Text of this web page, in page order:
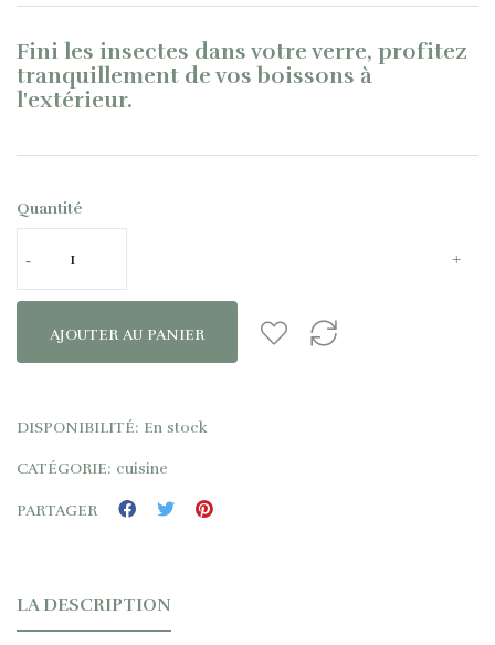
Fini les insectes dans votre verre, profitez
tranquillement de vos boissons à
l'extérieur.
Quantité
AJOUTER AU PANIER
DISPONIBILITÉ: En stock
CATÉGORIE: cuisine
PARTAGER
LA DESCRIPTION